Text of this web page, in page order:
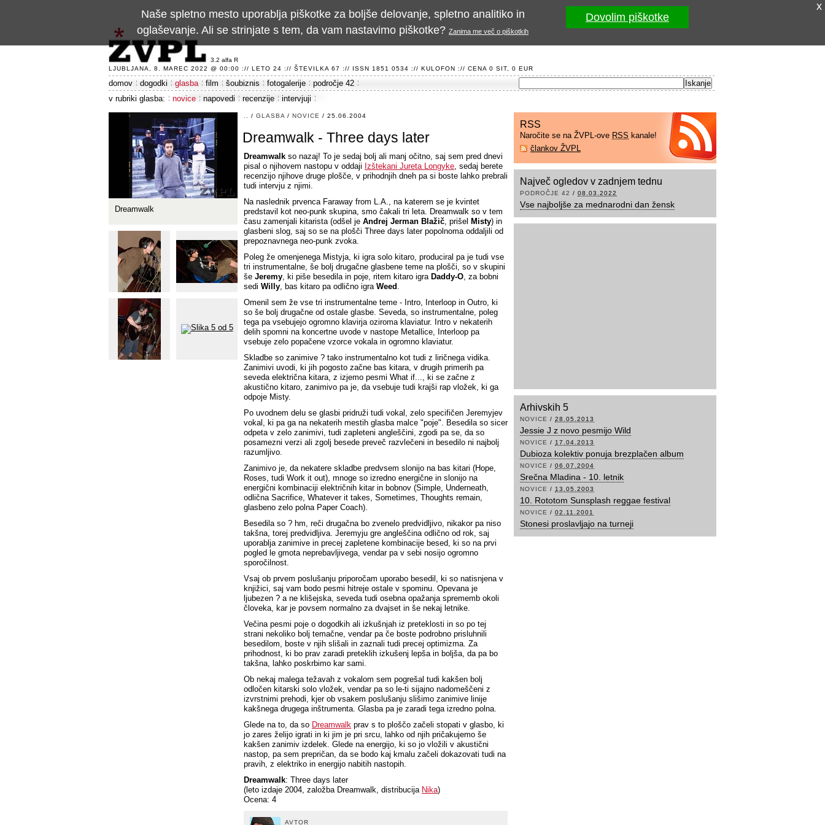
3.2 alfa R
LJUBLJANA, 8. MAREC 2022 @ 00:00 :// LETO 24 :// ŠTEVILKA 67 :// ISSN 1851 0534 :// KULOFON :// CENA 0 SIT, 0 EUR
domov dogodki glasba film šoubiznis fotogalerije
področje 42
v rubriki glasba:
novice napovedi recenzije intervjuji
/ GLASBA / NOVICE / 25.06.2004
Dreamwalk - Three days later
Dreamwalk so nazaj! To je sedaj bolj ali manj očitno, saj sem pred dnevi
pisal o njihovem nastopu v oddaji Izštekani Jureta Longyke, sedaj berete
recenzijo njihove druge plošče, v prihodnjih dneh pa si boste lahko prebrali
tudi intervju z njimi.
Na naslednik prvenca Faraway from L.A., na katerem se je kvintet
predstavil kot neo-punk skupina, smo čakali tri leta. Dreamwalk so v tem
času zamenjali kitarista (odšel je Andrej Jerman Blažič, prišel Misty) in
glasbeni slog, saj so se na plošči Three days later popolnoma oddaljili od
prepoznavnega neo-punk zvoka.
Poleg že omenjenega Mistyja, ki igra solo kitaro, produciral pa je tudi vse
tri instrumentalne, še bolj drugačne glasbene teme na plošči, so v skupini
še Jeremy, ki piše besedila in poje, ritem kitaro igra Daddy-O, za bobni
sedi Willy, bas kitaro pa odlično igra Weed .
Omenil sem že vse tri instrumentalne teme - Intro, Interloop in Outro, ki
so še bolj drugačne od ostale glasbe. Seveda, so instrumentalne, poleg
tega pa vsebujejo ogromno klavirja oziroma klaviatur. Intro v nekaterih
delih spomni na koncertne uvode v nastope Metallice, Interloop pa
vsebuje zelo popačene vzorce vokala in ogromno klaviatur.
Skladbe so zanimive ? tako instrumentalno kot tudi z liričnega vidika.
Zanimivi uvodi, ki jih pogosto začne bas kitara, v drugih primerih pa
seveda električna kitara, z izjemo pesmi What if..., ki se začne z
akustično kitaro, zanimivo pa je, da vsebuje tudi krajši rap vložek, ki ga
odpoje Misty.
Po uvodnem delu se glasbi pridruži tudi vokal, zelo specifičen Jeremyjev
vokal, ki pa ga na nekaterih mestih glasba malce "poje". Besedila so sicer
odpeta v zelo zanimivi, tudi zapleteni angleščini, zgodi pa se, da so
posamezni verzi ali zgolj besede preveč razvlečeni in besedilo ni najbolj
razumljivo.
Zanimivo je, da nekatere skladbe predvsem slonijo na bas kitari (Hope,
Roses, tudi Work it out), mnoge so izredno energične in slonijo na
energični kombinaciji električnih kitar in bobnov (Simple, Underneath,
odlična Sacrifice, Whatever it takes, Sometimes, Thoughts remain,
glasbeno zelo polna Paper Coach).
Besedila so ? hm, reči drugačna bo zvenelo predvidljivo, nikakor pa niso
takšna, torej predvidljiva. Jeremyju gre angleščina odlično od rok, saj
uporablja zanimive in precej zapletene kombinacije besed, ki so na prvi
pogled le gmota neprebavljivega, vendar pa v sebi nosijo ogromno
sporočilnost.
Vsaj ob prvem poslušanju priporočam uporabo besedil, ki so natisnjena v
knjižici, saj vam bodo pesmi hitreje ostale v spominu. Opevana je
ljubezen ? a ne klišejska, seveda tudi osebna opažanja sprememb okoli
človeka, kar je povsem normalno za dvajset in še nekaj letnike.
Večina pesmi poje o dogodkih ali izkušnjah iz preteklosti in so po tej
strani nekoliko bolj temačne, vendar pa če boste podrobno prisluhnili
besedilom, boste v njih slišali in zaznali tudi precej optimizma. Za
prihodnost, ki bo prav zaradi preteklih izkušenj lepša in boljša, da pa bo
takšna, lahko poskrbimo kar sami.
Ob nekaj malega težavah z vokalom sem pogrešal tudi kakšen bolj
odločen kitarski solo vložek, vendar pa so le-ti sijajno nadomeščeni z
izvrstnimi prehodi, kjer ob vsakem poslušanju slišimo zanimive linije
kakšnega drugega inštrumenta. Glasba pa je zaradi tega izredno polna.
Glede na to, da so Dreamwalk prav s to ploščo začeli stopati v glasbo, ki
jo zares želijo igrati in ki jim je pri srcu, lahko od njih pričakujemo še
kakšen zanimiv izdelek. Glede na energijo, ki so jo vložili v akustični
nastop, pa sem prepričan, da se bodo kaj kmalu začeli dokazovati tudi na
pravih, z elektriko in energijo nabitih nastopih.
Dreamwalk: Three days later
(leto izdaje 2004, založba Dreamwalk, distribucija Nika)
Ocena: 4
AVTOR
Dreamwalk
RSS
Naročite se na ŽVPL-ove RSS kanale!
člankov ŽVPL
Največ ogledov v zadnjem tednu
PODROČJE 42 / 08.03.2022
Vse najboljše za mednarodni dan žensk
Arhivskih 5
NOVICE / 28.05.2013
Jessie J z novo pesmijo Wild
NOVICE / 17.04.2013
Dubioza kolektiv ponuja brezplačen album
NOVICE / 06.07.2004
Srečna Mladina - 10. letnik
NOVICE / 13.05.2003
10. Rototom Sunsplash reggae festival
NOVICE / 02.11.2001
Stonesi proslavljajo na turneji
x
Naše spletno mesto uporablja piškotke za boljše delovanje, spletno analitiko in
oglaševanje. Ali se strinjate s tem, da vam nastavimo piškotke? Zanima me več o piškotkih
Dovolim piškotke